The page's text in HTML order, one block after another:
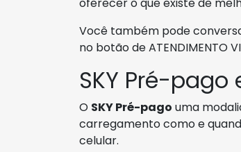
oferecer o que existe de
Você também pode
no botão de ATENDIMENTO
SKY Pré-
O SKY Pré-pago uma
carregamento como e
celular.